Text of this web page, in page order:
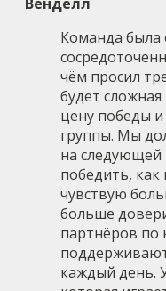
Команда была
чём просил
будет
цену победы
группы. Мы
на следующей
победить, как
чувствую
больше
партнёров по
каждый день.